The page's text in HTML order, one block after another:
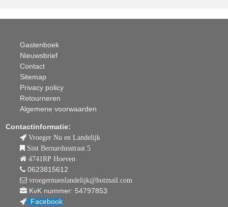
Gastenboek
Nieuwsbrief
Contact
Sitemap
Privacy policy
Retourneren
Algemene voorwaarden
Contactinformatie:
Vroeger Nu en Landelijk
Sint Bernardusstraat 5
4741RP Hoeven
0623815612
vroegernuenlandelijk@hotmail.com
KvK nummer: 54797853
Facebook